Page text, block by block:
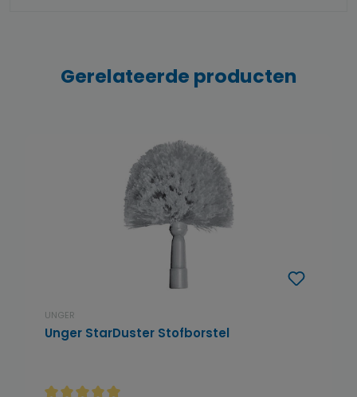
Gerelateerde producten
UNGER
Unger StarDuster Stofborstel